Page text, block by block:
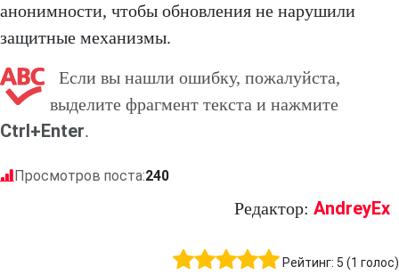
анонимности, чтобы обновления не нарушили
защитные механизмы.
Если вы нашли ошибку, пожалуйста,
выделите фрагмент текста и нажмите
Ctrl+Enter.
Просмотров поста:240
Редактор: AndreyEx
Рейтинг: 5 (1 голос)